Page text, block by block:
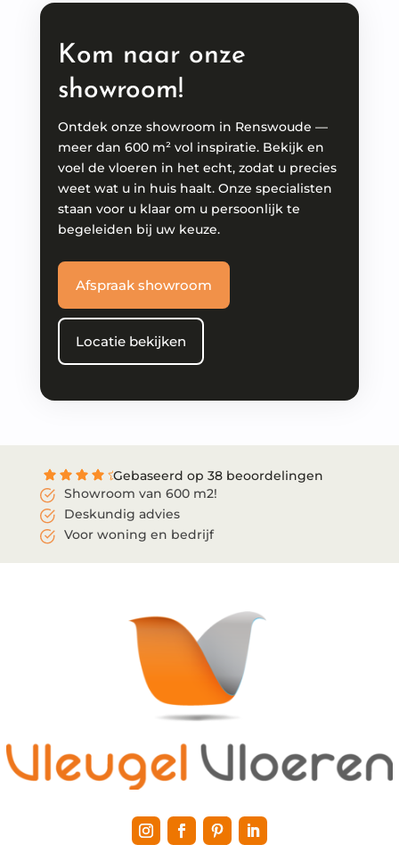
Kom naar onze
showroom!
Ontdek onze showroom in Renswoude —
meer dan 600 m² vol inspiratie. Bekijk en
voel de vloeren in het echt, zodat u precies
weet wat u in huis haalt. Onze specialisten
staan voor u klaar om u persoonlijk te
begeleiden bij uw keuze.
Afspraak showroom
Locatie bekijken
Gebaseerd op 38 beoordelingen
Showroom van 600 m2!
Deskundig advies
Voor woning en bedrijf